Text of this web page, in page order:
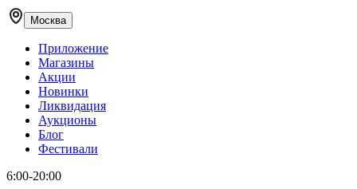
Москва
Приложение
Магазины
Акции
Новинки
Ликвидация
Аукционы
Блог
Фестивали
6:00-20:00